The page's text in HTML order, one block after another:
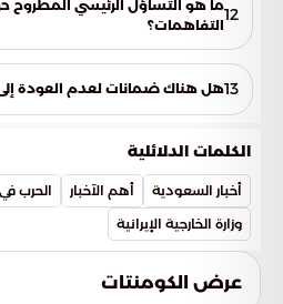
الاكتفاء بالنقاشات العامة.12ما هو التساؤل الرئيسي المطروح
التفاهمات؟
منع الانزلاق نحو المواجهة العسكرية
تحويلها إلى واقع مستقر ومستدام.
13هل هناك ضمانات لعدم العودة
لكن نجاح ذلك يعتمد على التزام الأطراف
الأوراق الرسمية المتبادلة.
الكلمات الدلائلية
أخبار السعودية أهم الآخبار الحرب
وزارة الخارجية الإيرانية
عرض الكومنتات